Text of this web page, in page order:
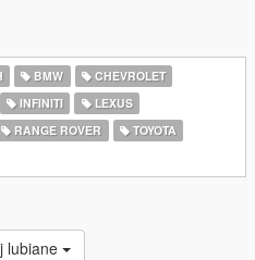
BMW
CHEVROLET
INFINITI
LEXUS
RANGE ROVER
TOYOTA
lubiane